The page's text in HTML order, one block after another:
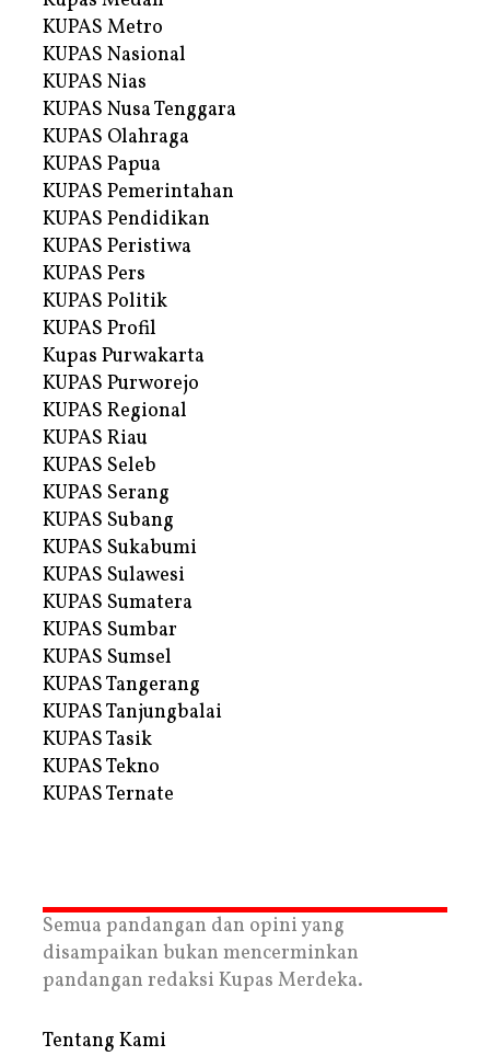
KUPAS Metro
KUPAS Nasional
KUPAS Nias
KUPAS Nusa Tenggara
KUPAS Olahraga
KUPAS Papua
KUPAS Pemerintahan
KUPAS Pendidikan
KUPAS Peristiwa
KUPAS Pers
KUPAS Politik
KUPAS Profil
Kupas Purwakarta
KUPAS Purworejo
KUPAS Regional
KUPAS Riau
KUPAS Seleb
KUPAS Serang
KUPAS Subang
KUPAS Sukabumi
KUPAS Sulawesi
KUPAS Sumatera
KUPAS Sumbar
KUPAS Sumsel
KUPAS Tangerang
KUPAS Tanjungbalai
KUPAS Tasik
KUPAS Tekno
KUPAS Ternate
Semua pandangan dan opini yang
disampaikan bukan mencerminkan
pandangan redaksi Kupas Merdeka.
Tentang Kami